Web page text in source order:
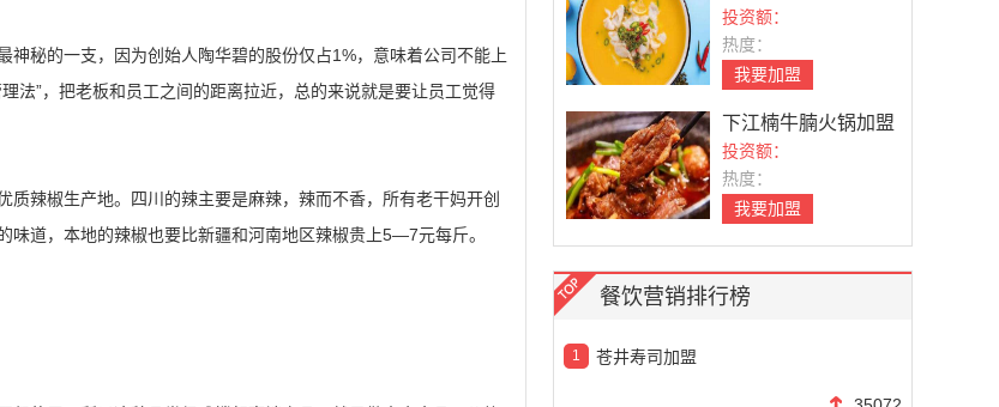
秘的一支，因为创始人陶华碧的股份仅占1%，意味着公司不能上
法”，把老板和员工之间的距离拉近，总的来说就是要让员工觉得
辣椒生产地。四川的辣主要是麻辣，辣而不香，所有老干妈开创
道，本地的辣椒也要比新疆和河南地区辣椒贵上5—7元每斤。
投资额：
热度：
我要加盟
下江楠牛腩火锅加盟
投资额：
热度：
我要加盟
餐饮营销排行榜
1 苍井寿司加盟